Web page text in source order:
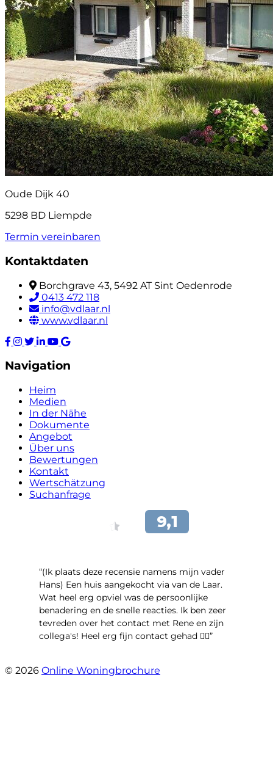
Oude Dijk 40
5298 BD Liempde
Termin vereinbaren
Kontaktdaten
Borchgrave 43, 5492 AT Sint Oedenrode
0413 472 118
info@vdlaar.nl
www.vdlaar.nl
Navigation
Heim
Medien
In der Nähe
Dokumente
Angebot
Über uns
Bewertungen
Kontakt
Wertschätzung
Suchanfrage
“(Ik plaats deze recensie namens mijn vader
Hans) Een huis aangekocht via van de Laar.
Wat heel erg opviel was de persoonlijke
benadering en de snelle reacties. Ik ben zeer
tevreden over het contact met Rene en zijn
collega's! Heel erg fijn contact gehad 👍🏻”
© 2026 Online Woningbrochure